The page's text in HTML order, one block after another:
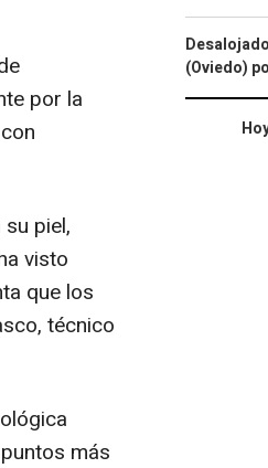
por la
piel,
visto
que los
técnico
más
(Oviedo)